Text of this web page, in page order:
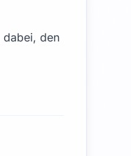
dabei, den